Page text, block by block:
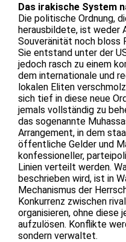
Das irakische System
Die politische Ordnung,
herausbildete, ist weder
Souveränität noch bloss
Sie entstand unter der
jedoch rasch zu einem
dem internationale und
lokalen Eliten
sich tief in diese neue
jemals vollständig zu
das sogenannte
Arrangement, in dem
öffentliche Gelder und
konfessioneller,
Linien verteilt werden.
beschrieben wird, ist in
Mechanismus der
Konkurrenz zwischen
organisieren, ohne diese
aufzulösen. Konflikte
sondern verwaltet.